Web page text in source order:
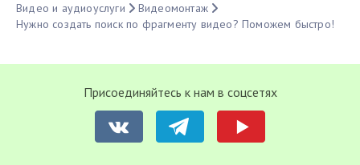
Видео и аудиоуслуги
Видеомонтаж
Нужно создать поиск по фрагменту видео? Поможем быстро!
Присоединяйтесь к нам в соцсетях